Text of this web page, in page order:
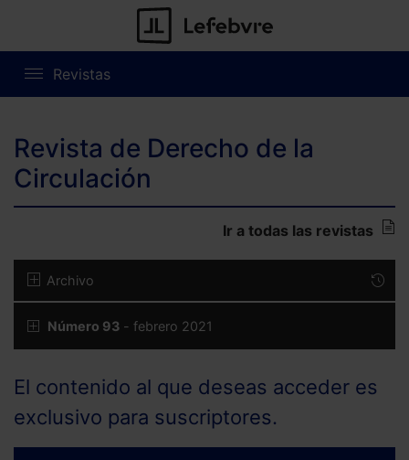
Revistas
Revista de Derecho de la
Circulación
Ir a todas las revistas
Archivo
Número 93 - febrero 2021
El contenido al que deseas acceder es
exclusivo para suscriptores.